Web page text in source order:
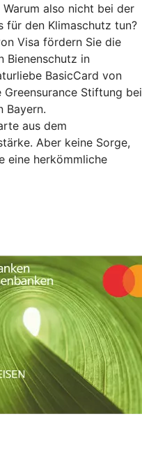
also nicht bei der
für den Klimaschutz tun?
Visa fördern Sie die
Bienenschutz in
BasicCard von
Stiftung bei
Bayern.
aus dem
Aber keine Sorge,
eine herkömmliche